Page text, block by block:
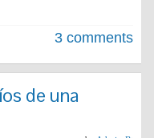
3 comments
de una